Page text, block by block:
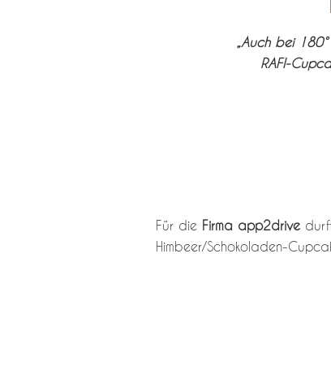
„Auch bei
RAFI-
Für die Firma app2drive
Himbeer/Schokoladen-